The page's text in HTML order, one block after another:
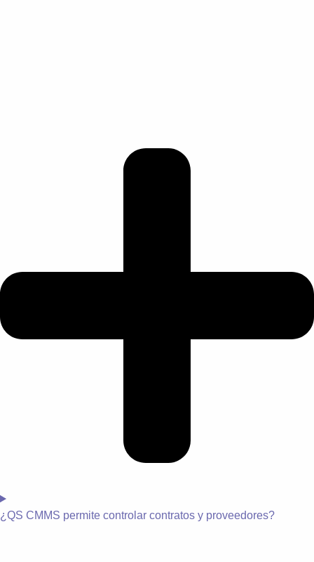
¿ QS CMMS permite controlar contratos y proveedores?